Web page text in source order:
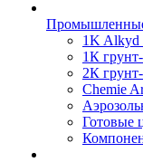
1K Alkyd
1К
2К
Chemie
Готовые